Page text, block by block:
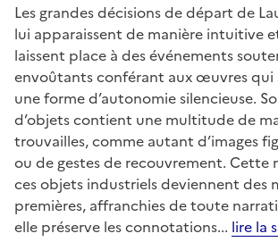
Les grandes décisions de départ de
lui apparaissent de manière intuitive
laissent place à des événements
envoûtants conférant aux œuvres qui
une forme d’autonomie silencieuse.
d’objets contient une multitude de
trouvailles, comme autant d’images
ou de gestes de recouvrement. Cette
ces objets industriels deviennent des
premières, affranchies de toute
elle préserve les connotations... lire la